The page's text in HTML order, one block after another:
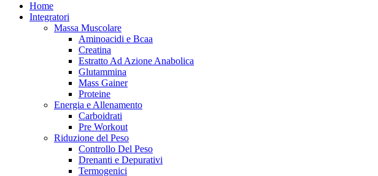
Home
Integratori
Massa Muscolare
Aminoacidi e Bcaa
Creatina
Estratto Ad Azione Anabolica
Glutammina
Mass Gainer
Proteine
Energia e Allenamento
Carboidrati
Pre Workout
Riduzione del Peso
Controllo Del Peso
Drenanti e Depurativi
Termogenici